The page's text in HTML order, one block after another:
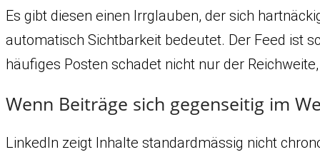
Es gibt diesen einen Irrglauben, der sich
automatisch Sichtbarkeit bedeutet. Der Feed ist
häufiges Posten schadet nicht nur der
Wenn Beiträge sich gegenseitig im
LinkedIn zeigt Inhalte standardmässig nicht